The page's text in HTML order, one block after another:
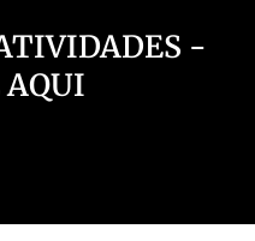
-
AQUI